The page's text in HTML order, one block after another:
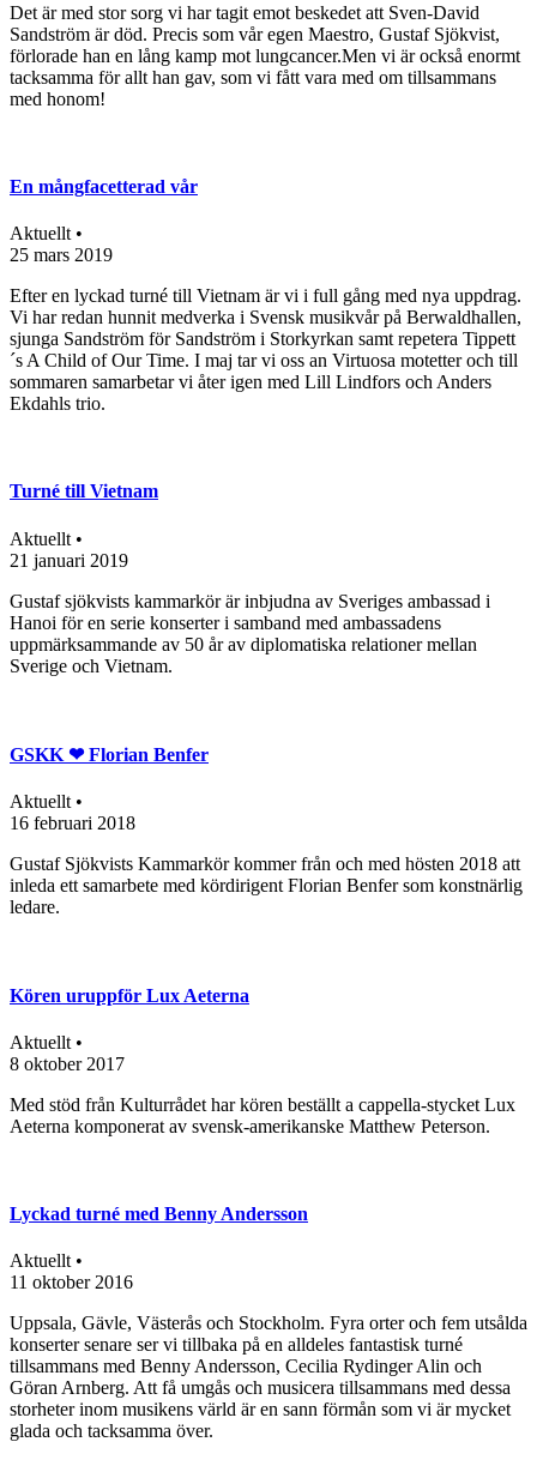
Det är med stor sorg vi har tagit emot beskedet att Sven-David
Sandström är död. Precis som vår egen Maestro, Gustaf Sjökvist,
förlorade han en lång kamp mot lungcancer.Men vi är också enormt
tacksamma för allt han gav, som vi fått vara med om tillsammans
med honom!
En mångfacetterad vår
Aktuellt •
25 mars 2019
Efter en lyckad turné till Vietnam är vi i full gång med nya uppdrag.
Vi har redan hunnit medverka i Svensk musikvår på Berwaldhallen,
sjunga Sandström för Sandström i Storkyrkan samt repetera Tippett
´s A Child of Our Time. I maj tar vi oss an Virtuosa motetter och till
sommaren samarbetar vi åter igen med Lill Lindfors och Anders
Ekdahls trio.
Turné till Vietnam
Aktuellt •
21 januari 2019
Gustaf sjökvists kammarkör är inbjudna av Sveriges ambassad i
Hanoi för en serie konserter i samband med ambassadens
uppmärksammande av 50 år av diplomatiska relationer mellan
Sverige och Vietnam.
GSKK ❤ Florian Benfer
Aktuellt •
16 februari 2018
Gustaf Sjökvists Kammarkör kommer från och med hösten 2018 att
inleda ett samarbete med kördirigent Florian Benfer som konstnärlig
ledare.
Kören uruppför Lux Aeterna
Aktuellt •
8 oktober 2017
Med stöd från Kulturrådet har kören beställt a cappella-stycket Lux
Aeterna komponerat av svensk-amerikanske Matthew Peterson.
Lyckad turné med Benny Andersson
Aktuellt •
11 oktober 2016
Uppsala, Gävle, Västerås och Stockholm. Fyra orter och fem utsålda
konserter senare ser vi tillbaka på en alldeles fantastisk turné
tillsammans med Benny Andersson, Cecilia Rydinger Alin och
Göran Arnberg. Att få umgås och musicera tillsammans med dessa
storheter inom musikens värld är en sann förmån som vi är mycket
glada och tacksamma över.